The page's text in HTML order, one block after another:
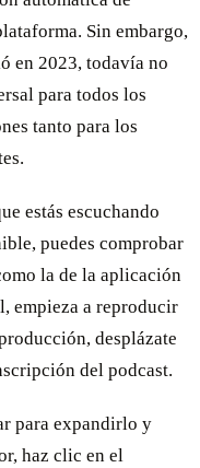
Sin embargo,
en 2023, todavía no
para todos los
tanto para los
estás escuchando
puedes comprobar
la de la aplicación
empieza a reproducir
desplázate
del podcast.
para expandirlo y
haz clic en el